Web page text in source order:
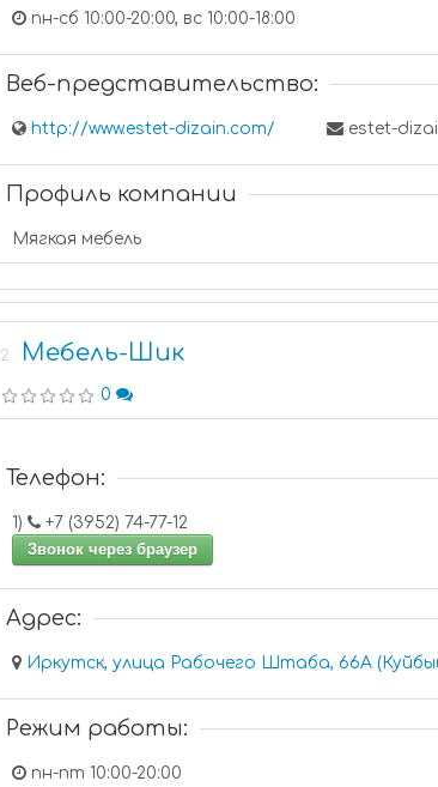
пн-сб 10:00-20:00, вс 10:00-18:00
Веб-представительство:
http://www.estet-dizain.com/ estet-
Профиль компании
Мягкая мебель
2 Мебель-Шик
0
Телефон:
1)
+7 (3952) 74-77-12
Звонок через браузер
Адрес:
Иркутск, улица Рабочего Штаба, 66А
Режим работы:
пн-пт 10:00-20:00